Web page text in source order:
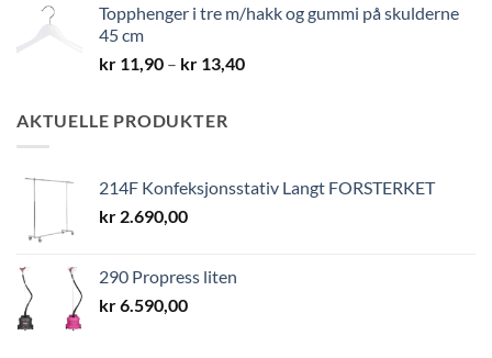
Topphenger i tre m/hakk og gummi på skulderne
45 cm
kr 11,90 – kr 13,40Prisområde:
AKTUELLE PRODUKTER
214F Konfeksjonsstativ Langt FORSTERKET
kr 2.690,00
290 Propress liten
kr6.590,00